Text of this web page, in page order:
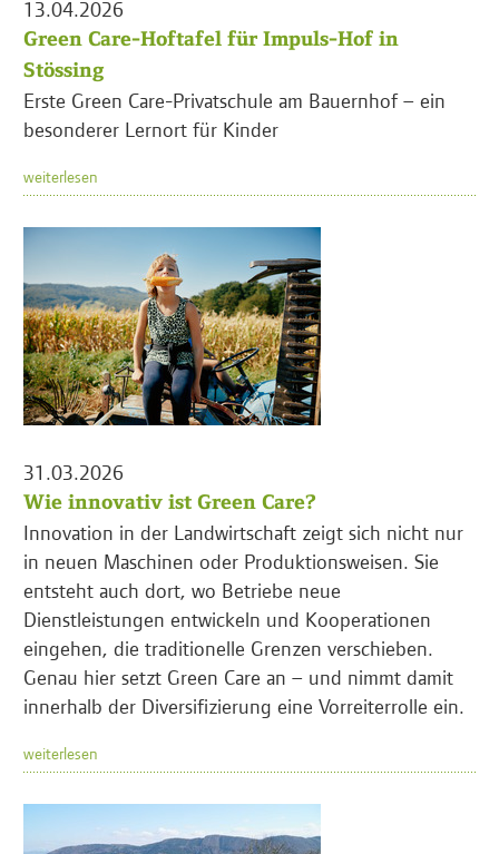
13.04.2026
Green Care-Hoftafel für Impuls-Hof in
Stössing
Erste Green Care-Privatschule am Bauernhof – ein
besonderer Lernort für Kinder
weiterlesen
31.03.2026
Wie innovativ ist Green Care?
Innovation in der Landwirtschaft zeigt sich nicht nur
in neuen Maschinen oder Produktionsweisen. Sie
entsteht auch dort, wo Betriebe neue
Dienstleistungen entwickeln und Kooperationen
eingehen, die traditionelle Grenzen verschieben.
Genau hier setzt Green Care an – und nimmt damit
innerhalb der Diversifizierung eine Vorreiterrolle ein.
weiterlesen